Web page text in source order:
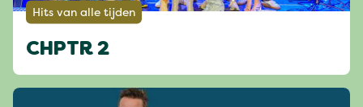
Hits van alle tijden
CHPTR 2